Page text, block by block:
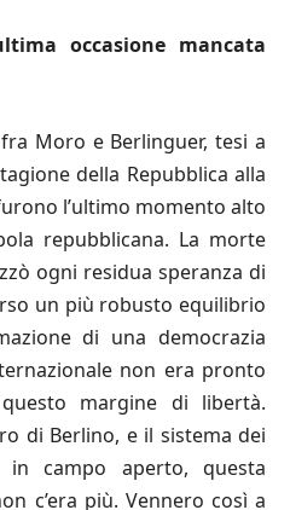
occasione mancata
Moro e Berlinguer, tesi a
della Repubblica alla
l’ultimo momento alto
repubblicana. La morte
ogni residua speranza di
un più robusto equilibrio
di una democrazia
non era pronto
margine di libertà.
di Berlino, e il sistema dei
campo aperto, questa
c’era più. Vennero così a